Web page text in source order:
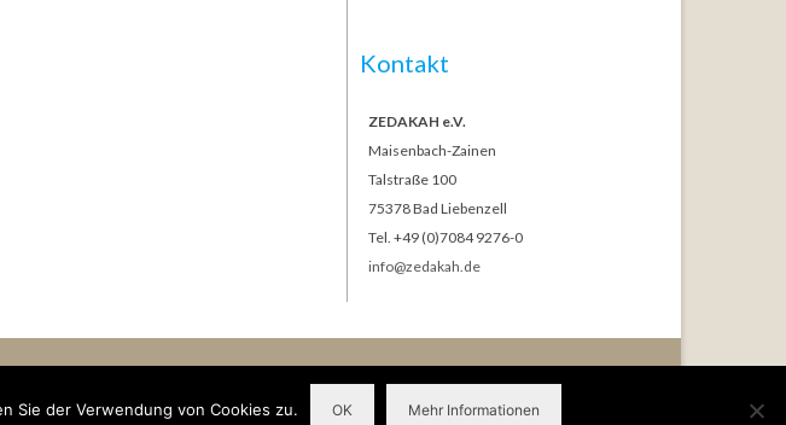
Kontakt
ZEDAKAH e.V.
Maisenbach-Zainen
Talstraße 100
75378 Bad Liebenzell
Tel. +49 (0)7084 9276-0
info@zedakah.de
und Impressum Datenschutzerklärung nach DSG-EKD AGB Gästehaus Bethel Gottesdienste in Maisenbach
Sie der Verwendung von Cookies zu. OK Mehr Informationen